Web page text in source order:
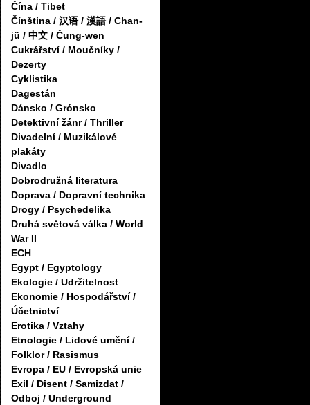
Čína / Tibet
Čínština / 汉语 / 漢語 / Chan-
jü / 中文 / Čung-wen
Cukrářství / Moučníky /
Dezerty
Cyklistika
Dagestán
Dánsko / Grónsko
Detektivní žánr / Thriller
Divadelní / Muzikálové
plakáty
Divadlo
Dobrodružná literatura
Doprava / Dopravní technika
Drogy / Psychedelika
Druhá světová válka / World
War II
ECH
Egypt / Egyptology
Ekologie / Udržitelnost
Ekonomie / Hospodářství /
Účetnictví
Erotika / Vztahy
Etnologie / Lidové umění /
Folklor / Rasismus
Evropa / EU / Evropská unie
Exil / Disent / Samizdat /
Odboj / Underground